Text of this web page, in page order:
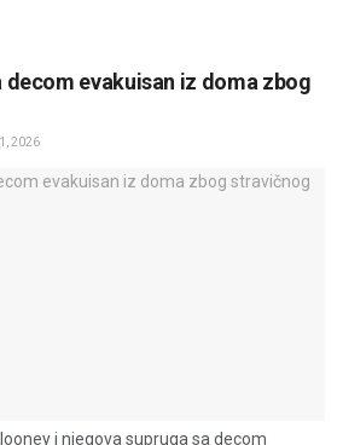
decom evakuisan iz doma zbog
2026
i njegova supruga sa decom